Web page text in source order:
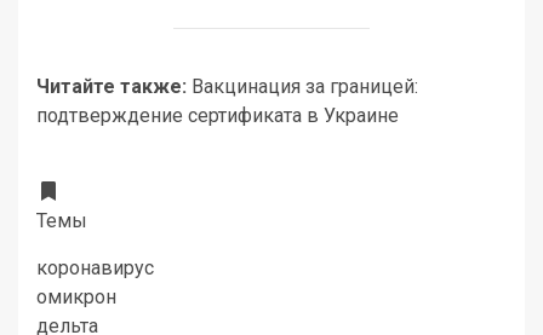
Читайте также: Вакцинация за границей:
подтверждение сертификата в Украине
Темы
коронавирус
омикрон
дельта